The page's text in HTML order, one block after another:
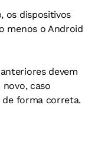
os dispositivos
menos o Android
devem
caso
forma correta.